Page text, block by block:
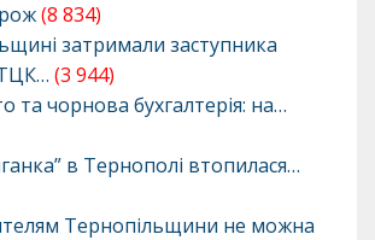
(8 834)
затримали заступника
(3 944)
та чорнова бухгалтерія: на…
в Тернополі втопилася…
Тернопільщини не можна